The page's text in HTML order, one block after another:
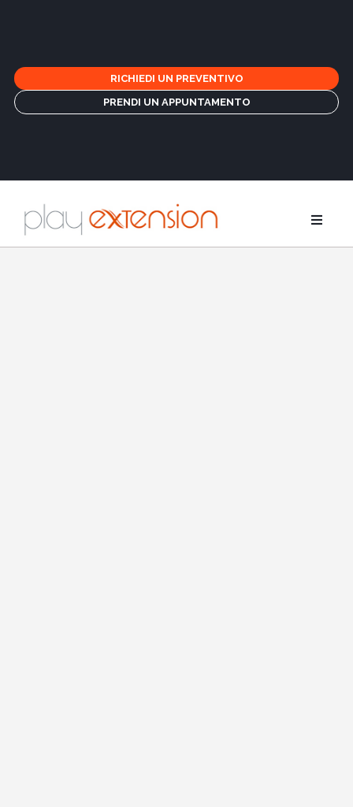
RICHIEDI UN PREVENTIVO
PRENDI UN APPUNTAMENTO